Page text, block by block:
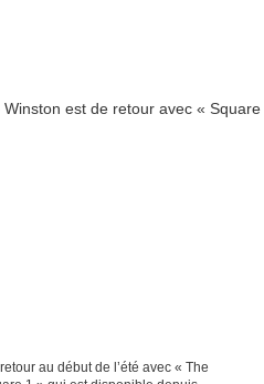
au début de l’été avec « The